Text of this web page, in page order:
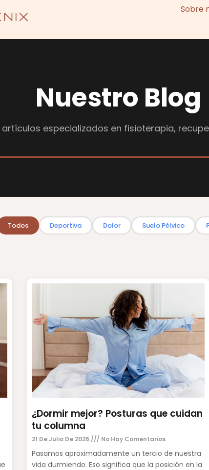
Sobre
Nuestro Blog
artículos especializados en fisioterapia,
Todos Deportiva Dolor Suelo Pélvico
¿Dormir mejor? Posturas que cuidan
tu columna
21 De Julio De 2026 No Hay Comentarios
Pasamos aproximadamente un tercio de nuestra
vida durmiendo. Eso significa que la posición en la